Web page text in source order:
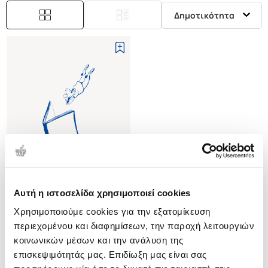
Αυτή η ιστοσελίδα χρησιμοποιεί cookies
Χρησιμοποιούμε cookies για την εξατομίκευση
περιεχομένου και διαφημίσεων, την παροχή λειτουργιών
κοινωνικών μέσων και την ανάλυση της
επισκεψιμότητάς μας. Επιδίωξη μας είναι σας
Δημοτικότητα
(0)
(H/B) THE COURAGE TO TEACH
EXPLORING THE INNER
LANDSCAPE OF A TEACHER'S
PALMER J. PARKER
Κωδ. Πολιτείας:0775-0120